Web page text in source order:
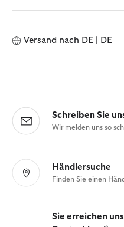
Versand nach DE | DE
Schreiben Sie
Wir melden uns so
Händlersuche
Finden Sie einen
Sie erreichen